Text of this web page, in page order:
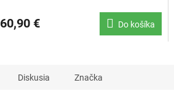
60,90 € Do košíka
Diskusia Značka